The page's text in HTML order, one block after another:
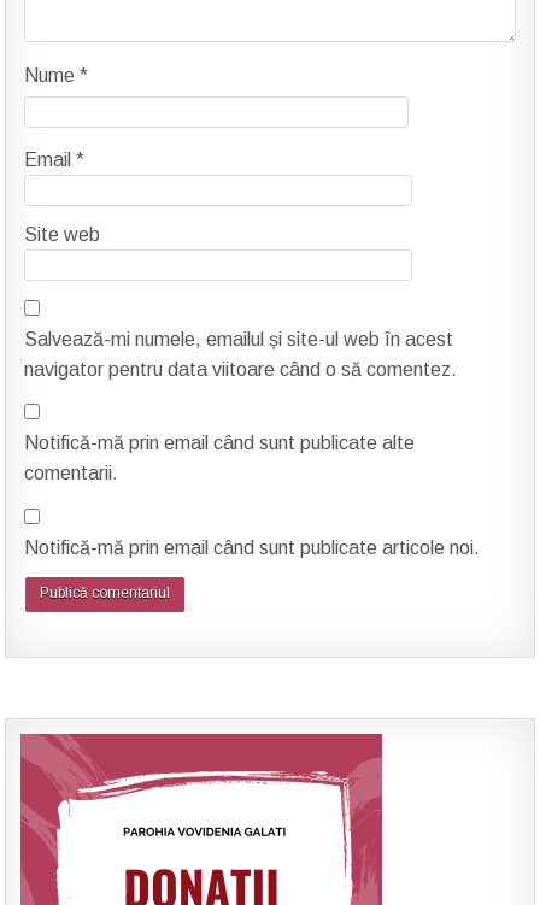
Nume*
Email*
Site web
Salvează-mi numele, emailul și site-ul web în acest
navigator pentru data viitoare când o să comentez.
Notifică-mă prin email când sunt publicate alte
comentarii.
Notifică-mă prin email când sunt publicate articole noi.